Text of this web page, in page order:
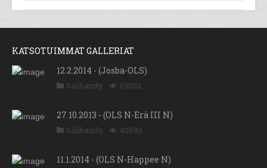
KATSOTUIMMAT GALLERIAT
12.2.2014 - (Josba-OLS)
Salibandy 59502
27.10.2013 - (OLS N-Erä III N)
Salibandy 40590
11.1.2014 - (OLS N-Happee N)